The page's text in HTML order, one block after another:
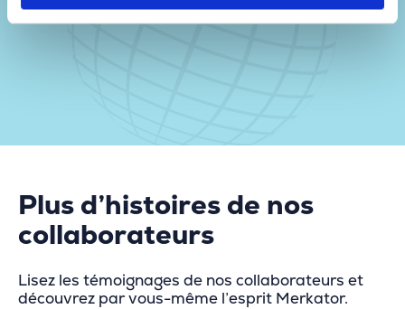
Plus d’histoires de nos
collaborateurs
Lisez les témoignages de nos collaborateurs et
découvrez par vous-même l’esprit Merkator.